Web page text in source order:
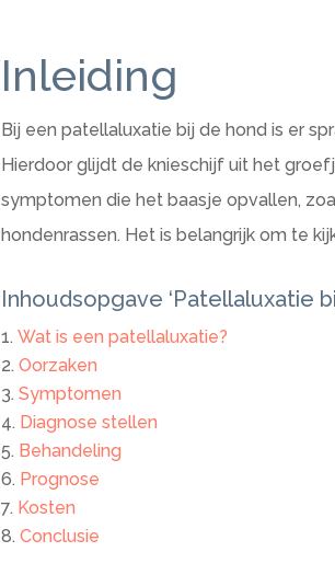
Inleiding
Bij een patellaluxatie bij de hond is er
Hierdoor glijdt de knieschijf uit het
symptomen die het baasje opvallen,
hondenrassen. Het is belangrijk om te
Inhoudsopgave ‘Patellaluxatie
Wat is een patellaluxatie?
Oorzaken
Symptomen
Diagnose stellen
Behandeling
Prognose
Kosten
Conclusie